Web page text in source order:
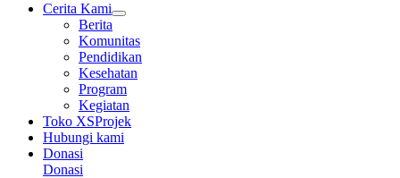
Cerita Kami
Berita
Komunitas
Pendidikan
Kesehatan
Program
Kegiatan
Toko XSProjek
Hubungi kami
Donasi
Donasi